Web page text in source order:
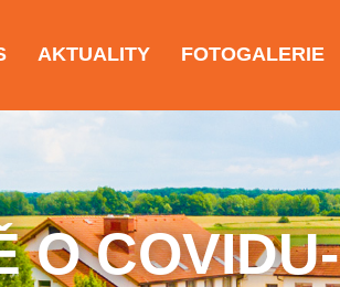
AKTUALITY FOTOGALERIE
O COVIDU-